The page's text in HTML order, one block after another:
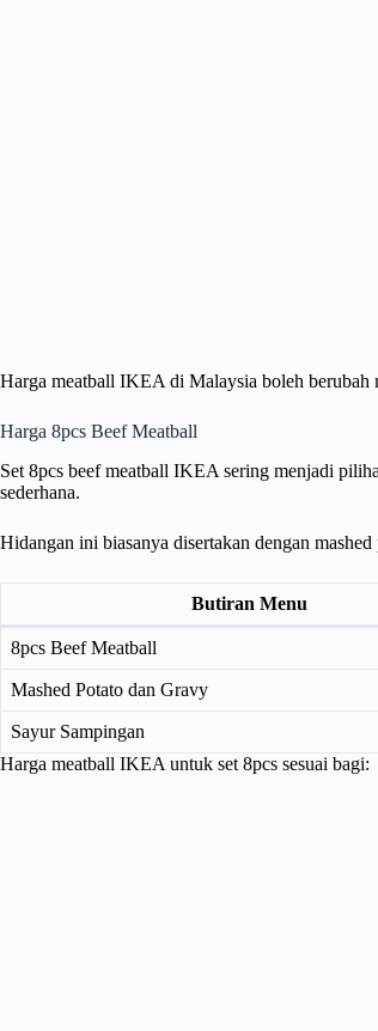
Harga meatball IKEA di Malaysia boleh berubah
Harga 8pcs Beef Meatball
Set 8pcs beef meatball IKEA sering menjadi
sederhana.
Hidangan ini biasanya disertakan dengan
Butiran Menu
8pcs Beef Meatball
Mashed Potato dan Gravy
Sayur Sampingan
Harga meatball IKEA untuk set 8pcs sesuai bagi: